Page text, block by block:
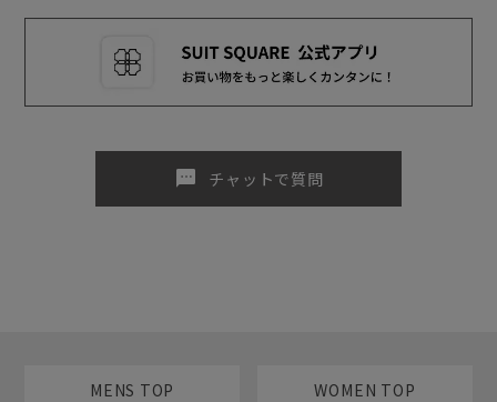
sms チャットで質問
MENS TOP WOMEN TOP